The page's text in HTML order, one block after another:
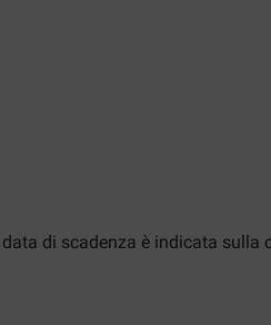
di scadenza è indicata sulla